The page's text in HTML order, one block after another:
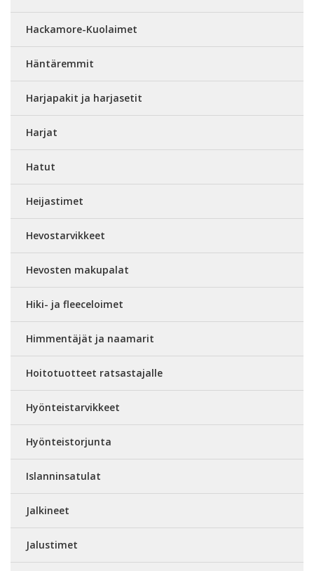
Hackamore-Kuolaimet
Häntäremmit
Harjapakit ja harjasetit
Harjat
Hatut
Heijastimet
Hevostarvikkeet
Hevosten makupalat
Hiki- ja fleeceloimet
Himmentäjät ja naamarit
Hoitotuotteet ratsastajalle
Hyönteistarvikkeet
Hyönteistorjunta
Islanninsatulat
Jalkineet
Jalustimet